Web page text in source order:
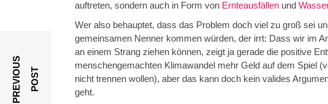
auftreten, sondern auch in Form von Ernteausfällen und
Wer also behauptet, dass das Problem doch viel zu groß sei
gemeinsamen Nenner kommen würden, der irrt: Dass wir im
an einem Strang ziehen können, zeigt ja gerade die positive
menschengemachten Klimawandel mehr Geld auf dem Spiel
nicht trennen wollen), aber das kann doch kein valides
geht.
P
R
E
V
I
O
U
S
P
O
S T